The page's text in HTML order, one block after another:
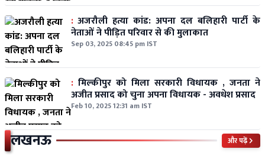
: अजरौली हत्या कांड: अपना दल बलिहारी पार्टी के
नेताओं ने पीड़ित परिवार से की मुलाकात
Sep 03, 2025 08:45 pm IST
: मिल्कीपुर को मिला सरकारी विधायक , जनता ने
अजीत प्रसाद को चुना अपना विधायक - अवधेश प्रसाद
Feb 10, 2025 12:31 am IST
लखनऊ और पढ़ें